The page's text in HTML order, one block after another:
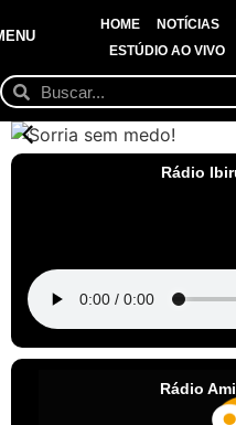
HOME NOTÍCIAS
ESTÚDIO AO VIVO
Rádio
Rádio